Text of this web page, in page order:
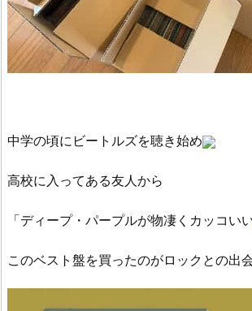
中学の頃にビートルズを聴き始め
高校に入ってある友人から
「ディープ・パープルが物凄くカッコい
このベスト盤を買ったのがロックとの出